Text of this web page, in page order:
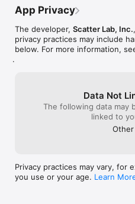
누가 밀고, 누가 당기고 있는지,
예전보다 연락이 얼마나 줄어들었
정확하게 알려드립니다.
소개팅 상대, 썸남썸녀, 연인의 속
그 정확도에 소름돋을 걸요?
별자리, 혈액형이 등장하는 심리테
한 사람의 연애 유형을 알아낼 수
App Privacy
The developer, Scatter Lab, Inc.
privacy practices may include
below. For more information,
.
Data Not
The following data may
linked to
Other
Privacy practices may vary, for
you use or your age. Learn